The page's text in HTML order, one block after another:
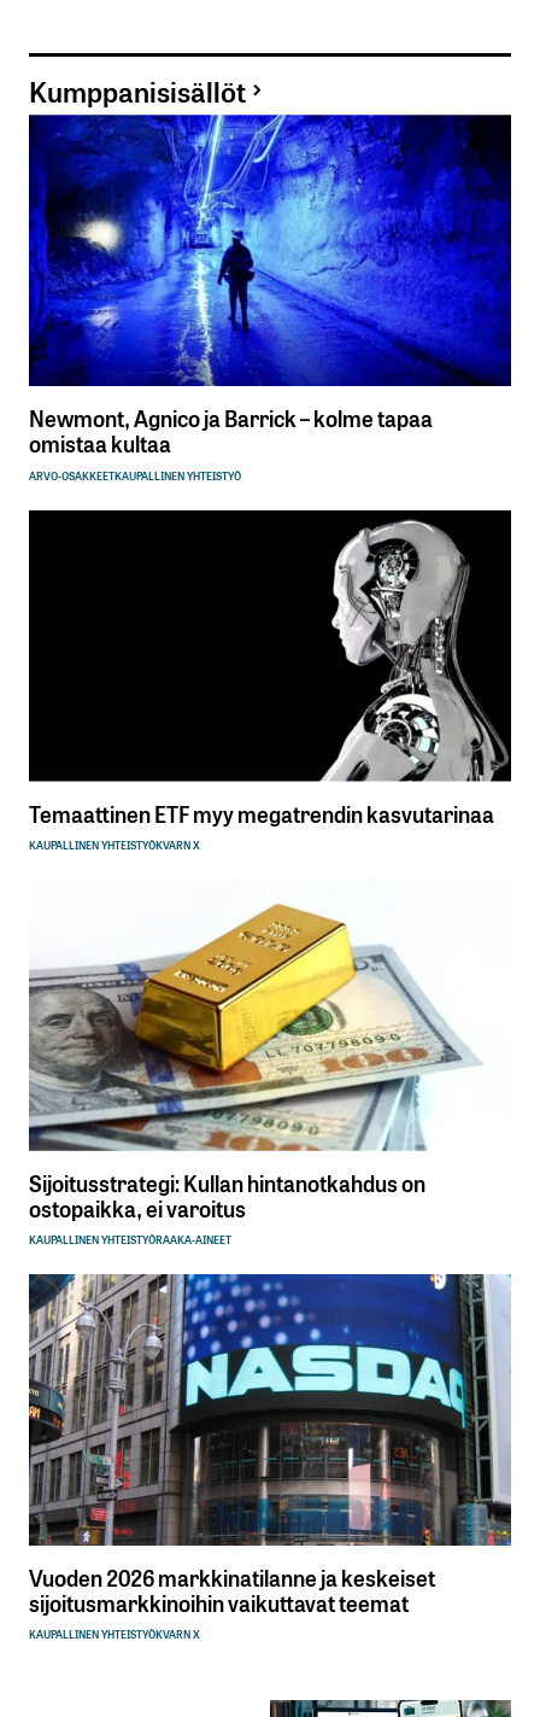
Kumppanisisällöt
Newmont, Agnico ja Barrick – kolme tapaa
omistaa kultaa
ARVO-OSAKKEETKAUPALLINEN YHTEISTYÖ
Temaattinen ETF myy megatrendin kasvutarinaa
KAUPALLINEN YHTEISTYÖKVARN X
Sijoitusstrategi: Kullan hintanotkahdus on
ostopaikka, ei varoitus
KAUPALLINEN YHTEISTYÖRAAKA-AINEET
Vuoden 2026 markkinatilanne ja keskeiset
sijoitusmarkkinoihin vaikuttavat teemat
KAUPALLINEN YHTEISTYÖKVARN X